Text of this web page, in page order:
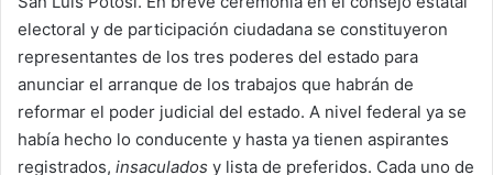
electoral y de participación ciudadana se constituyeron
representantes de los tres poderes del estado para
anunciar el arranque de los trabajos que habrán de
reformar el poder judicial del estado. A nivel federal ya se
había hecho lo conducente y hasta ya tienen aspirantes
registrados, insaculados y lista de preferidos. Cada uno de